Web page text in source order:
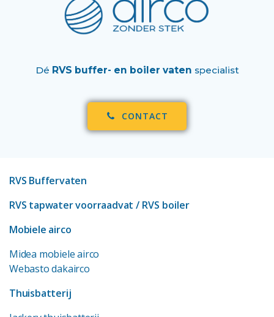
Dé RVS buffer- en boiler vaten specialist
CONTACT
RVS Buffervaten
RVS tapwater voorraadvat / RVS boiler
Mobiele airco
Midea mobiele airco
Webasto dakairco
Thuisbatterij